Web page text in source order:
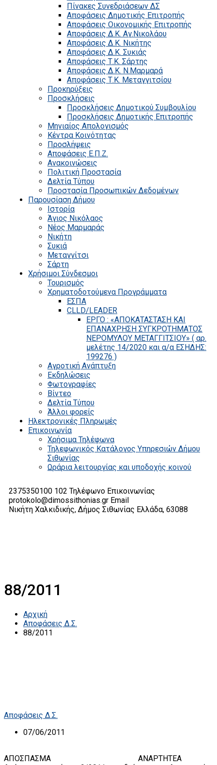
Πίνακες Συνεδριάσεων ΔΣ
Αποφάσεις Δημοτικής Επιτροπής
Αποφάσεις Οικονομικής Επιτροπής
Αποφάσεις Δ.Κ. Αγ.Νικολάου
Αποφάσεις Δ.Κ. Νικήτης
Αποφάσεις Δ.Κ. Συκιάς
Αποφάσεις Τ.Κ. Σάρτης
Αποφάσεις Δ.Κ. Ν.Μαρμαρά
Αποφάσεις Τ.Κ. Μεταγγιτσίου
Προκηρύξεις
Προσκλήσεις
Προσκλήσεις Δημοτικού Συμβουλίου
Προσκλήσεις Δημοτικής Επιτροπής
Μηνιαίος Απολογισμός
Κέντρα Κοινότητας
Προσλήψεις
Αποφάσεις Ε.Π.Ζ.
Ανακοινώσεις
Πολιτική Προστασία
Δελτία Τύπου
Προστασία Προσωπικών Δεδομένων
Παρουσίαση Δήμου
Ιστορία
Άγιος Νικόλαος
Νέος Μαρμαράς
Νικήτη
Συκιά
Μεταγγίτσι
Σάρτη
Χρήσιμοι Σύνδεσμοι
Τουρισμός
Χρηματοδοτούμενα Προγράμματα
ΕΣΠΑ
CLLD/LEADER
ΕΡΓΟ : «ΑΠΟΚΑΤΑΣΤΑΣΗ ΚΑΙ
ΕΠΑΝΑΧΡΗΣΗ ΣΥΓΚΡΟΤΗΜΑΤΟΣ
ΝΕΡΟΜΥΛΟΥ ΜΕΤΑΓΓΙΤΣΙΟΥ» ( αρ.
μελέτης 14/2020 και α/α ΕΣΗΔΗΣ:
199276 )
Αγροτική Ανάπτυξη
Εκδηλώσεις
Φωτογραφίες
Βίντεο
Δελτία Τύπου
Άλλοι φορείς
Ηλεκτρονικές Πληρωμές
Επικοινωνία
Χρήσιμα Τηλέφωνα
Τηλεφωνικός Κατάλογος Υπηρεσιών Δήμου
Σιθωνίας
Ωράρια λειτουργίας και υποδοχής κοινού
2375350100 102 Τηλέφωνο Επικοινωνίας
protokolo@dimossithonias.gr Email
Νικήτη Χαλκιδικής, Δήμος Σιθωνίας Ελλάδα, 63088
88/2011
Αρχική
Αποφάσεις Δ.Σ.
88/2011
Αποφάσεις Δ.Σ.
07/06/2011
ΑΠΟΣΠΑΣΜΑ ΑΝΑΡΤΗΤΕΑ